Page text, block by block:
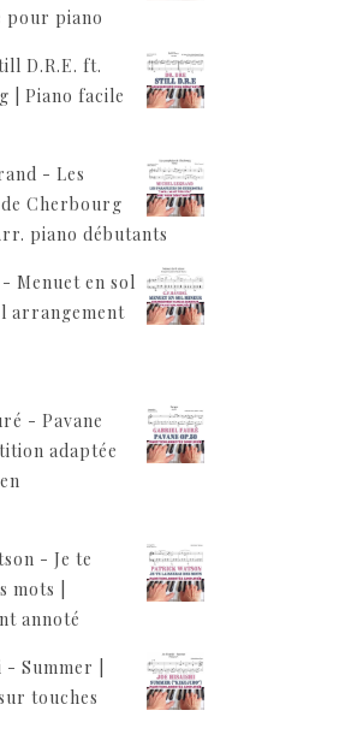
pour piano
D.R.E. ft.
| Piano facile
- Les
Cherbourg
piano débutants
Menuet en sol
arrangement
- Pavane
adaptée
- Je te
mots |
annoté
- Summer |
touches